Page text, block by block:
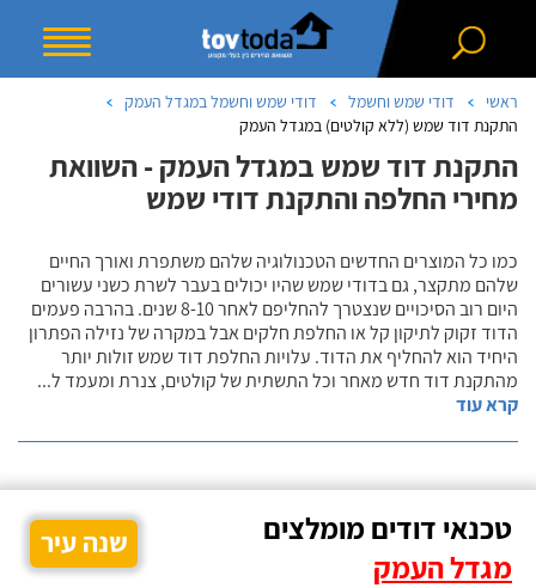
ראשי דודי שמש וחשמל
דודי שמש וחשמל במגדל העמק
התקנת דוד שמש (ללא קולטים) במגדל העמק
התקנת דוד שמש במגדל העמק - השוואת
מחירי החלפה והתקנת דודי שמש
כמו כל המוצרים החדשים הטכנולוגיה שלהם משתפרת ואורך החיים
שלהם מתקצר, גם בדודי שמש שהיו יכולים בעבר לשרת כשני עשורים
היום רוב הסיכויים שנצטרך להחליפם לאחר 8-10 שנים. בהרבה פעמים
הדוד זקוק לתיקון קל או החלפת חלקים אבל במקרה של נזילה הפתרון
היחיד הוא להחליף את הדוד. עלויות החלפת דוד שמש זולות יותר
מהתקנת דוד חדש מאחר וכל התשתית של קולטים, צנרת ומעמד ל...
קרא עוד
טכנאי דודים מומלצים
מגדל העמק
שנה עיר